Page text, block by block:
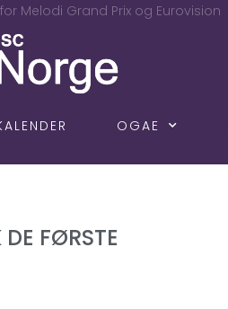
Melodi Grand Prix og Eurovision
OGAE
FØRSTE